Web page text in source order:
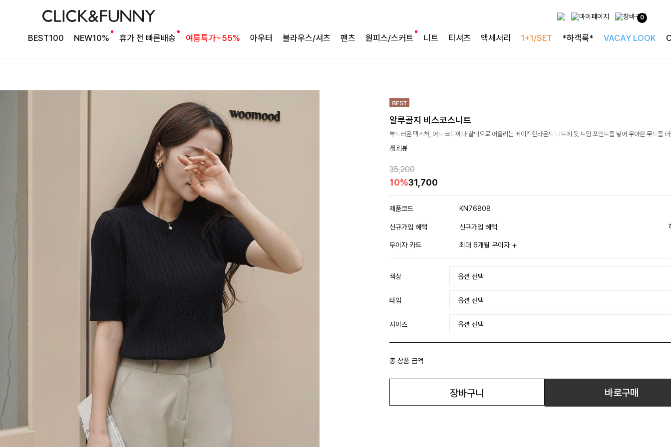
0
BEST100 NEW10% 휴가 전 빠른배송 여름특가~55% 아우터 블라우스/셔츠 팬츠 원피스/스커트 니트 티셔츠 액세서리 1+1/SET *하객룩* VACAY LOOK
알루골지 비스코스니트
부드러운 텍스처, 어느 코디에나 찰떡으로 어울리는 베이직한라운드 니트에 뒷 트임 포인트를 넣어 우아한 무드를
개 리뷰
35,200
10%31,700
제품코드 KN76808
신규가입 혜택 신규가입 혜택
무이자 카드 최대 6개월 무이자
색상
타입
사이즈
총 상품 금액
장바구니 바로구매